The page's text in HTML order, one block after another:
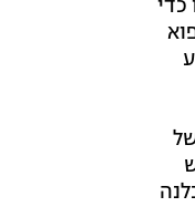
כדי